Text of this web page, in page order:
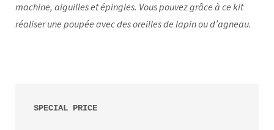
machine, aiguilles et épingles. Vous pouvez grâce à ce kit
réaliser une poupée avec des oreilles de lapin ou d’agneau.
SPECIAL PRICE